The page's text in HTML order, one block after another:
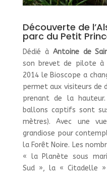
Découverte de
parc du Petit
Dédié à Antoine de
son brevet de pilote à
2014 le Bioscope a
permet aux visiteurs de
prenant de la
ballons captifs sont
mètres). Avec une
grandiose pour
la Forêt Noire. Les
« la Planète sous
Sud », la « Citadelle